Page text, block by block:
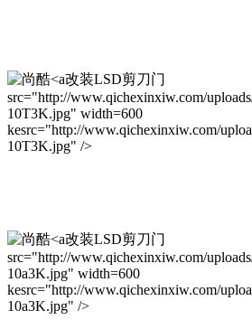
改装LSD剪刀门
src="http://www.qichexinxiw.com/
10T3K.jpg" width=600
kesrc="http://www.qichexinxiw.com/
10T3K.jpg" />
改装LSD剪刀门
src="http://www.qichexinxiw.com/
10a3K.jpg" width=600
kesrc="http://www.qichexinxiw.com/
10a3K.jpg" />